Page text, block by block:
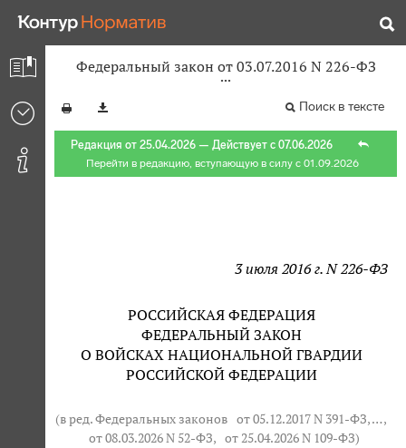
Федеральный закон от 03.07.2016 N 226-ФЗ
Поиск в тексте
Редакция от 25.04.2026 — Действует с 07.06.2026
Перейти в редакцию, вступающую в силу с 01.09.2026
3 июля 2016 г. N 226-ФЗ
РОССИЙСКАЯ ФЕДЕРАЦИЯ
ФЕДЕРАЛЬНЫЙ ЗАКОН
О ВОЙСКАХ НАЦИОНАЛЬНОЙ ГВАРДИИ
РОССИЙСКОЙ ФЕДЕРАЦИИ
(в ред. Федеральных законов от 05.12.2017 N 391-ФЗ, … ,
от 08.03.2026 N 52-ФЗ, от 25.04.2026 N 109-ФЗ)